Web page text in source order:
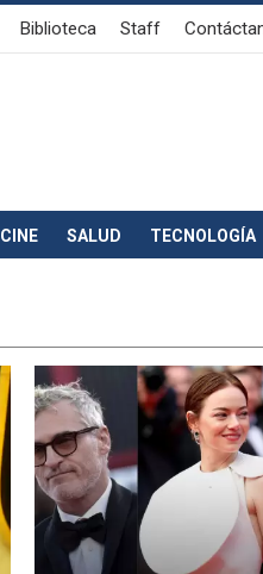
Biblioteca Staff
CINE SALUD TECNOLOGÍA